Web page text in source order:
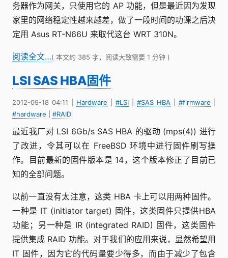
务器作为网关，只使用它的 AP 功能，但是最近因为发现
家里的网络稳定性越来越差，做了一段时间的功课之后决
定用 Asus RT-N66U 来取代这台 WRT 310N。
阅读全文…( 本文约 385 字，阅读大致需要 1 分钟 )
LSI SAS HBA固件
2012-09-18 04:11 Hardware #LSI #SAS HBA #firmware
#hardware
#RAID
最近我厂对 LSI 6Gb/s SAS HBA 的驱动 (mps(4)) 进行
了改进，令其可以在 FreeBSD 环境中进行固件刷写操
作。目前最新的固件版本是 14，这个版本修正了目前已
知的全部问题。
以前一直没有太注意，这类 HBA 卡上可以用两种固件。
一种是 IT (initiator target) 固件，这类固件只提供HBA
功能；另一种是 IR (integrated RAID) 固件，这类固件
提供集成 RAID 功能。对于我们的应用来说，显然希望用
IT 固件，因为它的代码量要少得多，而由于减少了包含